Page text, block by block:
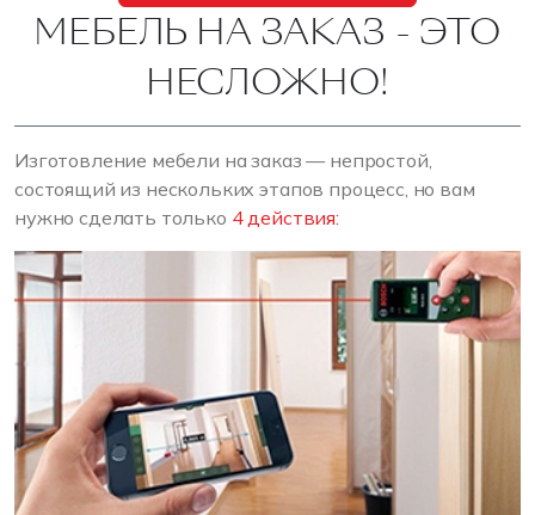
МЕБЕЛЬ НА ЗАКАЗ - ЭТО
НЕСЛОЖНО!
Изготовление мебели на заказ — непростой,
состоящий из нескольких этапов процесс, но вам
нужно сделать только 4 действия: